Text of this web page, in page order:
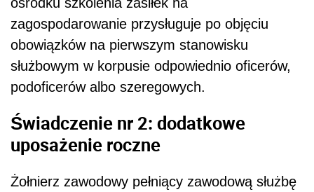
zagospodarowanie przysługuje po objęciu
obowiązków na pierwszym stanowisku
służbowym w korpusie odpowiednio oficerów,
podoficerów albo szeregowych.
Świadczenie nr 2: dodatkowe
uposażenie roczne
Żołnierz zawodowy pełniący zawodową służbę